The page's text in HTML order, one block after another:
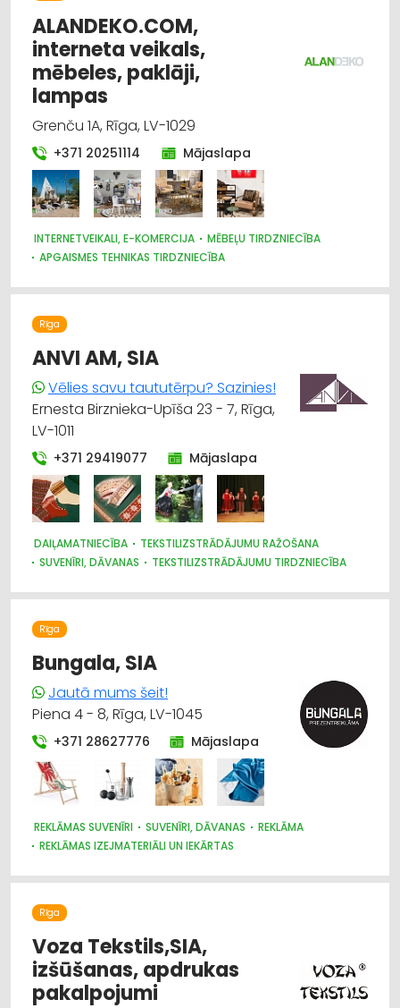
ALANDEKO.COM,
interneta veikals,
mēbeles, paklāji,
lampas
Grenču 1A, Rīga, LV-1029
+371 20251114 Mājaslapa
INTERNETVEIKALI, E-KOMERCIJA
MĒBEĻU TIRDZNIECĪBA
APGAISMES TEHNIKAS TIRDZNIECĪBA
DIZAINS UN INTERJERS; PRIEKŠMETI UN PAKALPOJUMI
TRAUKI
TEKSTILIZSTRĀDĀJUMU TIRDZNIECĪBA
GULTAS VEĻA UN PIEDERUMI
SUVENĪRI, DĀVANAS
Rīga
ANVI AM, SIA
Vēlies savu taututērpu? Sazinies!
Ernesta Birznieka-Upīša 23 - 7, Rīga,
LV-1011
+371 29419077 Mājaslapa
DAIĻAMATNIECĪBA
TEKSTILIZSTRĀDĀJUMU RAŽOŠANA
SUVENĪRI, DĀVANAS
TEKSTILIZSTRĀDĀJUMU TIRDZNIECĪBA
Rīga
Bungala, SIA
Jautā mums šeit!
Piena 4 - 8, Rīga, LV-1045
+371 28627776 Mājaslapa
REKLĀMAS SUVENĪRI SUVENĪRI, DĀVANAS
REKLĀMA
REKLĀMAS IZEJMATERIĀLI UN IEKĀRTAS
TEKSTILIZSTRĀDĀJUMU TIRDZNIECĪBA
POLIGRĀFIJAS PAKALPOJUMI
Rīga
Voza Tekstils,SIA,
izšūšanas, apdrukas
pakalpojumi